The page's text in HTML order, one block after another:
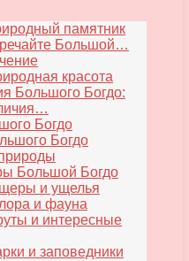
памятник
Большой…
красота
Большого Богдо:
Богдо
Богдо
Большой Богдо
и ущелья
и фауна
и интересные
и заповедники